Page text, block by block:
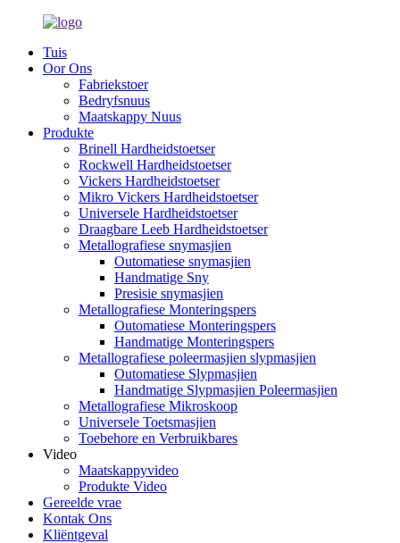
Tuis
Oor Ons
Fabriekstoer
Bedryfsnuus
Maatskappy Nuus
Produkte
Brinell Hardheidstoetser
Rockwell Hardheidstoetser
Vickers Hardheidstoetser
Mikro Vickers Hardheidstoetser
Universele Hardheidstoetser
Draagbare Leeb Hardheidstoetser
Metallografiese snymasjien
Outomatiese snymasjien
Handmatige Sny
Presisie snymasjien
Metallografiese Monteringspers
Outomatiese Monteringspers
Handmatige Monteringspers
Metallografiese poleermasjien slypmasjien
Outomatiese Slypmasjien
Handmatige Slypmasjien Poleermasjien
Metallografiese Mikroskoop
Universele Toetsmasjien
Toebehore en Verbruikbares
Video
Maatskappyvideo
Produkte Video
Gereelde vrae
Kontak Ons
Kliëntgeval